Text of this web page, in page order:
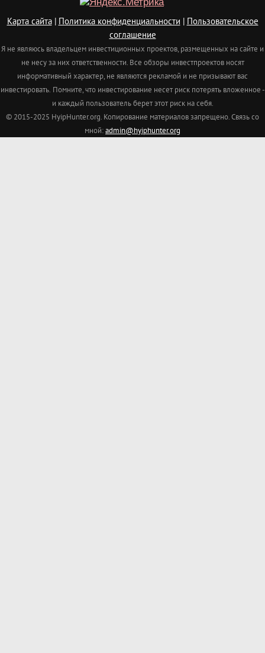
Карта сайта| Политика конфиденциальности | Пользовательское
соглашение
Я не являюсь владельцем инвестиционных проектов, размещенных на сайте и
не несу за них ответственности. Все обзоры инвестпроектов носят
информативный характер, не являются рекламой и не призывают вас
инвестировать. Помните, что инвестирование несет риск потерять вложенное -
и каждый пользователь берет этот риск на себя.
© 2015-2025 HyipHunter.org. Копирование материалов запрещено. Связь со
мной:admin@hyiphunter.org